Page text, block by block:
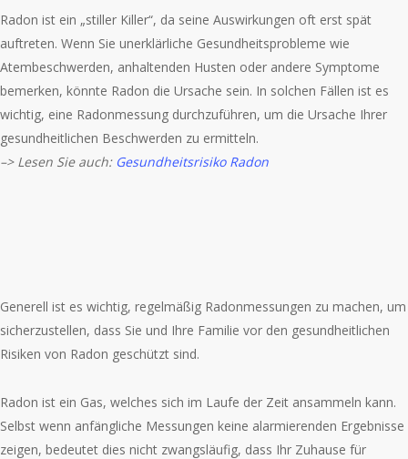
Radon ist ein „stiller Killer“, da seine Auswirkungen oft erst spät
auftreten. Wenn Sie unerklärliche Gesundheitsprobleme wie
Atembeschwerden, anhaltenden Husten oder andere Symptome
bemerken, könnte Radon die Ursache sein. In solchen Fällen ist es
wichtig, eine Radonmessung durchzuführen, um die Ursache Ihrer
gesundheitlichen Beschwerden zu ermitteln.
–> Lesen Sie auch: Gesundheitsrisiko Radon
Generell ist es wichtig, regelmäßig Radonmessungen zu machen, um
sicherzustellen, dass Sie und Ihre Familie vor den gesundheitlichen
Risiken von Radon geschützt sind.
Radon ist ein Gas, welches sich im Laufe der Zeit ansammeln kann.
Selbst wenn anfängliche Messungen keine alarmierenden Ergebnisse
zeigen, bedeutet dies nicht zwangsläufig, dass Ihr Zuhause für